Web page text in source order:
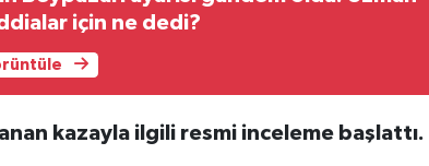
için ne dedi?
kazayla ilgili resmi inceleme başlattı.